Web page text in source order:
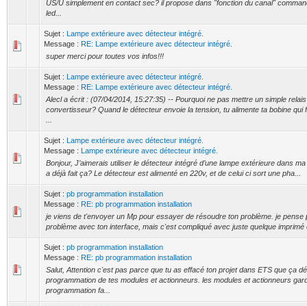
US/U simplement en contact sec? il propose dans "fonction du canal"
led...
Sujet : Lampe extérieure avec détecteur intégré.
Message : RE: Lampe extérieure avec détecteur intégré.
super merci pour toutes vos infos!!!
Sujet : Lampe extérieure avec détecteur intégré.
Message : RE: Lampe extérieure avec détecteur intégré.
Alecl a écrit : (07/04/2014, 15:27:35) -- Pourquoi ne pas mettre un simple
convertisseur? Quand le détecteur envoie la tension, tu alimente ta bobine
Sujet : Lampe extérieure avec détecteur intégré.
Message : Lampe extérieure avec détecteur intégré.
Bonjour, J’aimerais utiliser le détecteur intégré d’une lampe extérieure dans
a déjà fait ça? Le détecteur est alimenté en 220v, et de celui ci sort une pha...
Sujet : pb programmation installation
Message : RE: pb programmation installation
je viens de t'envoyer un Mp pour essayer de résoudre ton problème. je pense
problème avec ton interface, mais c'est compliqué avec juste quelque imprimé
Sujet : pb programmation installation
Message : RE: pb programmation installation
Salut, Attention c'est pas parce que tu as effacé ton projet dans ETS que ça
programmation de tes modules et actionneurs. les modules et actionneurs
programmation fa...